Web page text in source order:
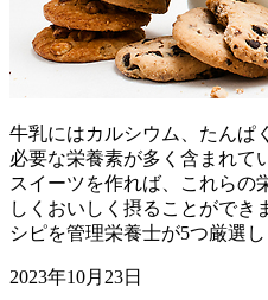
牛乳にはカルシウム、たんぱ
必要な栄養素が多く含まれて
スイーツを作れば、これらの
しくおいしく摂ることができ
シピを管理栄養士が5つ厳選し
2023年10月23日